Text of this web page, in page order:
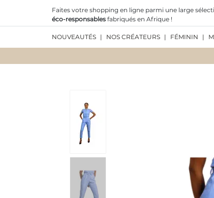
Faites votre shopping en ligne parmi une large
éco-responsables fabriqués en Afrique !
NOUVEAUTÉS | NOS CRÉATEURS | FÉMININ |